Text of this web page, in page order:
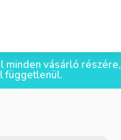
minden vásárló részére,
függetlenül.